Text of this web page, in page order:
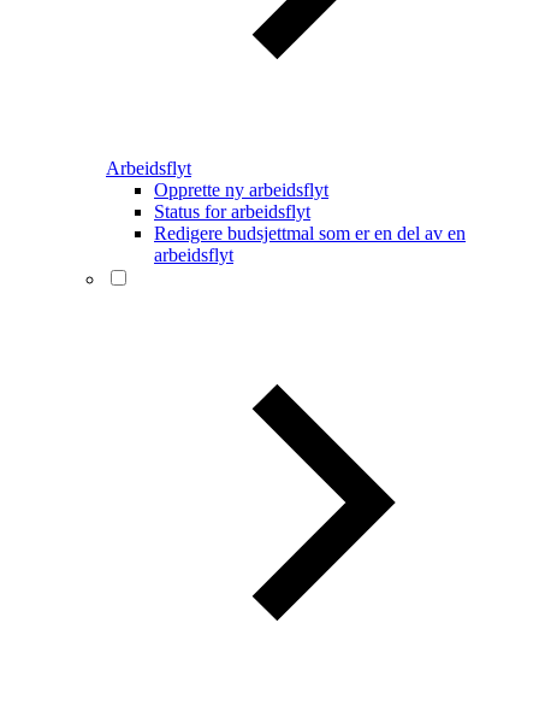
Arbeidsflyt
Opprette ny arbeidsflyt
Status for arbeidsflyt
Redigere budsjettmal som er en del av en
arbeidsflyt